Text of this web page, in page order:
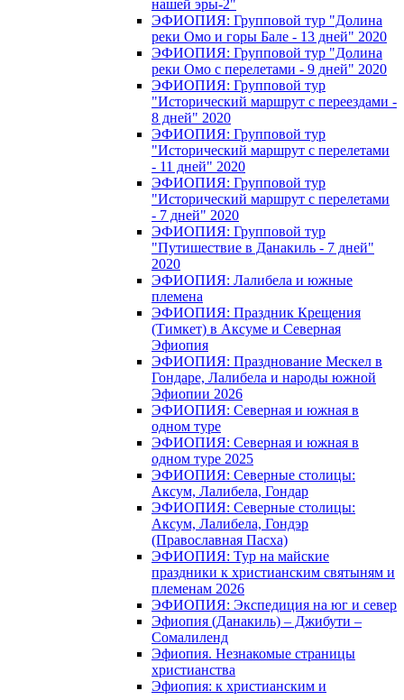
нашей эры-2"
ЭФИОПИЯ: Групповой тур "Долина
реки Омо и горы Бале - 13 дней" 2020
ЭФИОПИЯ: Групповой тур "Долина
реки Омо с перелетами - 9 дней" 2020
ЭФИОПИЯ: Групповой тур
"Исторический маршрут с переездами -
8 дней" 2020
ЭФИОПИЯ: Групповой тур
"Исторический маршрут с перелетами
- 11 дней" 2020
ЭФИОПИЯ: Групповой тур
"Исторический маршрут с перелетами
- 7 дней" 2020
ЭФИОПИЯ: Групповой тур
"Путишествие в Данакиль - 7 дней"
2020
ЭФИОПИЯ: Лалибела и южные
племена
ЭФИОПИЯ: Праздник Крещения
(Тимкет) в Аксуме и Северная
Эфиопия
ЭФИОПИЯ: Празднование Мескел в
Гондаре, Лалибела и народы южной
Эфиопии 2026
ЭФИОПИЯ: Северная и южная в
одном туре
ЭФИОПИЯ: Северная и южная в
одном туре 2025
ЭФИОПИЯ: Северные столицы:
Аксум, Лалибела, Гондар
ЭФИОПИЯ: Северные столицы:
Аксум, Лалибела, Гондэр
(Православная Пасха)
ЭФИОПИЯ: Тур на майские
праздники к христианским святыням и
племенам 2026
ЭФИОПИЯ: Экспедиция на юг и север
Эфиопия (Данакиль) – Джибути –
Cомалиленд
Эфиопия. Незнакомые страницы
христианства
Эфиопия: к христианским и